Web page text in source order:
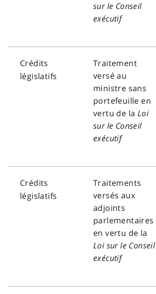
sur le Conseil
exécutif
Crédits
législatifs
Traitement
versé au
ministre sans
portefeuille en
vertu de la Loi
sur le Conseil
exécutif
Crédits
législatifs
Traitements
versés aux
adjoints
parlementaires
en vertu de la
Loi sur le Conseil
exécutif